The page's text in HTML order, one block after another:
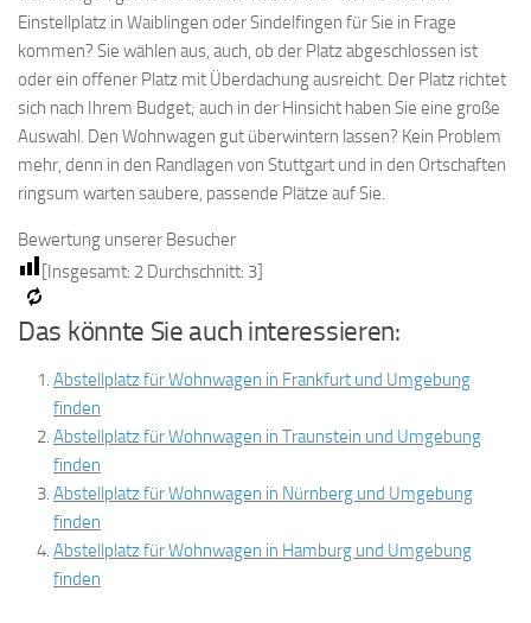
Einstellplatz in Waiblingen oder Sindelfingen für Sie in Frage
kommen? Sie wählen aus, auch, ob der Platz abgeschlossen ist
oder ein offener Platz mit Überdachung ausreicht. Der Platz richtet
sich nach Ihrem Budget; auch in der Hinsicht haben Sie eine große
Auswahl. Den Wohnwagen gut überwintern lassen? Kein Problem
mehr, denn in den Randlagen von Stuttgart und in den Ortschaften
ringsum warten saubere, passende Plätze auf Sie.
Bewertung unserer Besucher
[Insgesamt: 2 Durchschnitt: 3]
Das könnte Sie auch interessieren:
Abstellplatz für Wohnwagen in Frankfurt und Umgebung
finden
Abstellplatz für Wohnwagen in Traunstein und Umgebung
finden
Abstellplatz für Wohnwagen in Nürnberg und Umgebung
finden
Abstellplatz für Wohnwagen in Hamburg und Umgebung
finden